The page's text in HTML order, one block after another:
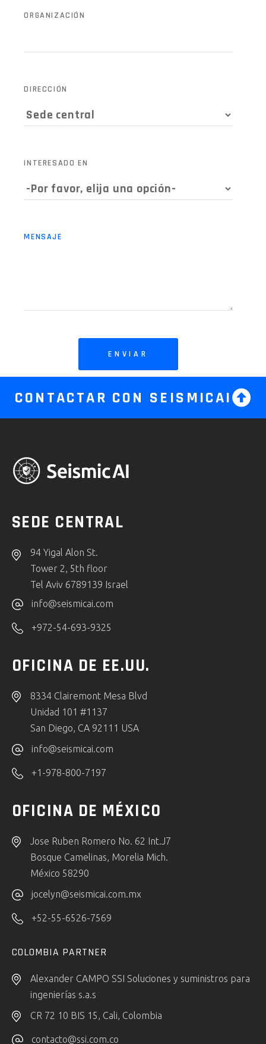
ORGANIZACIÓN
DIRECCIÓN
INTERESADO EN
MENSAJE
ENVIAR
CONTACTAR CON SEISMICAI
SEDE CENTRAL
94 Yigal Alon St.
Tower 2, 5th floor
Tel Aviv 6789139 Israel
info@seismicai.com
+972-54-693-9325
OFICINA DE EE.UU.
8334 Clairemont Mesa Blvd
Unidad 101 #1137
San Diego, CA 92111 USA
info@seismicai.com
+1-978-800-7197
OFICINA DE MÉXICO
Jose Ruben Romero No. 62 Int.J7
Bosque Camelinas, Morelia Mich.
México 58290
jocelyn@seismicai.com.mx
+52-55-6526-7569
COLOMBIA PARTNER
Alexander CAMPO SSI Soluciones y suministros para
ingenierías s.a.s
CR 72 10 BIS 15, Cali, Colombia
contacto@ssi.com.co